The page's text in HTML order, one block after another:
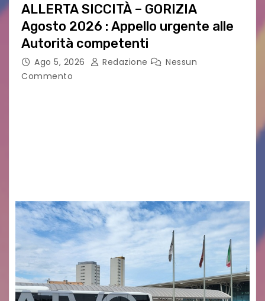
ALLERTA SICCITÀ – GORIZIA
Agosto 2026 : Appello urgente alle
Autorità competenti
Ago 5, 2026 Redazione
Nessun
Commento